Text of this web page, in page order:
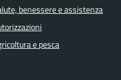
benessere e assistenza
e pesca